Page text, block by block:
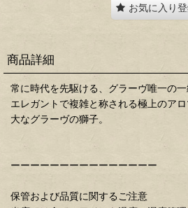
お気に入り
商品詳細
常に時代を先駆ける、グラーヴ唯一の
エレガントで複雑と称される極上のア
大なグラーヴの獅子。
ーーーーーーーーーーーーーーー
保管および品質に関するご注意